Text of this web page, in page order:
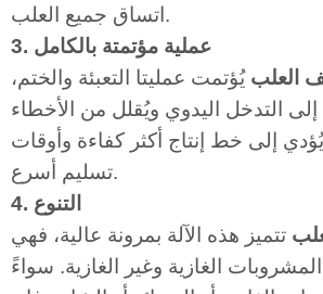
اتساق جميع العلب.
3. عملية مؤتمتة بالكامل
العلب يُؤتمت عمليتا التعبئة والختم،
إلى التدخل اليدوي ويُقلل من الأخطاء
إلى خط إنتاج أكثر كفاءة وأوقات
تسليم أسرع.
4. التنوع
تتميز هذه الآلة بمرونة عالية، فهي
الغازية وغير الغازية. سواءً